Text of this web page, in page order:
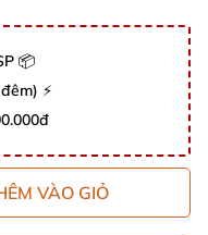
📦
⚡
VÀO GIỎ